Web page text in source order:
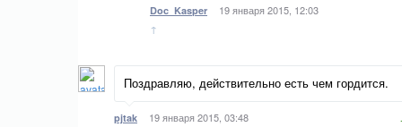
Doc_Kasper
19 января 2015, 12:03
↑
Поздравляю, действительно есть чем гордится.
pjtak 19 января 2015, 03:48